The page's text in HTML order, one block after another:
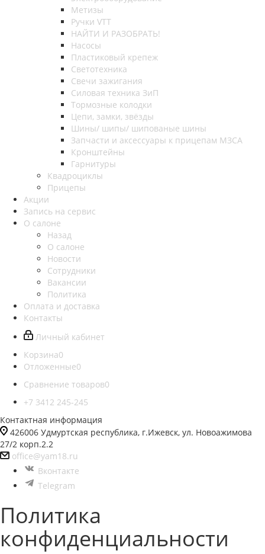
Метизы
Ручки VTT
НАЙТИ И РАЗОБРАТЬ!
Насосы
Пластиковый крепеж
Светотехника
Свечи зажигания
Силовая техника ЗиП
Тормозные колодки
Цепи, замки, звёзды
Шины/ шипы/ шипованые шины
Запчасти и аксессуары к прицепам МЗСА
Кронштейны
Гарнитуры
Квадроциклы
Прицепы
Акции
Запись на сервис
О салоне
Назад
О салоне
Новости
Сотрудники
Вакансии
Политика
Оплата и доставка
Контакты
Личный кабинет
Корзина0
Отложенные0
Сравнение товаров0
+7 3412 245-245
Контактная информация
426006 Удмуртская республика, г.Ижевск, ул. Новоажимова
27/2 корп.2.2
office@yam18.ru
Вконтакте
Telegram
Политика
конфиденциальности